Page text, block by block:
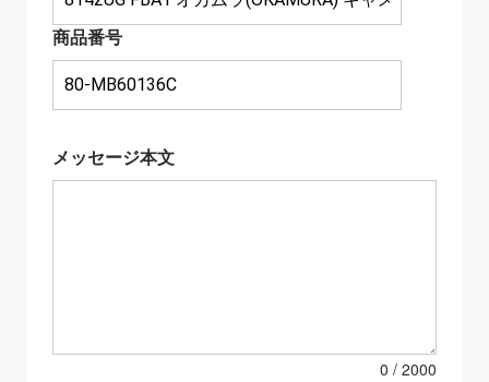
商品番号
メッセージ本文
0